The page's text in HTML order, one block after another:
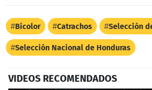
Bicolor Catrachos Selección
Selección Nacional de Honduras
VIDEOS RECOMENDADOS